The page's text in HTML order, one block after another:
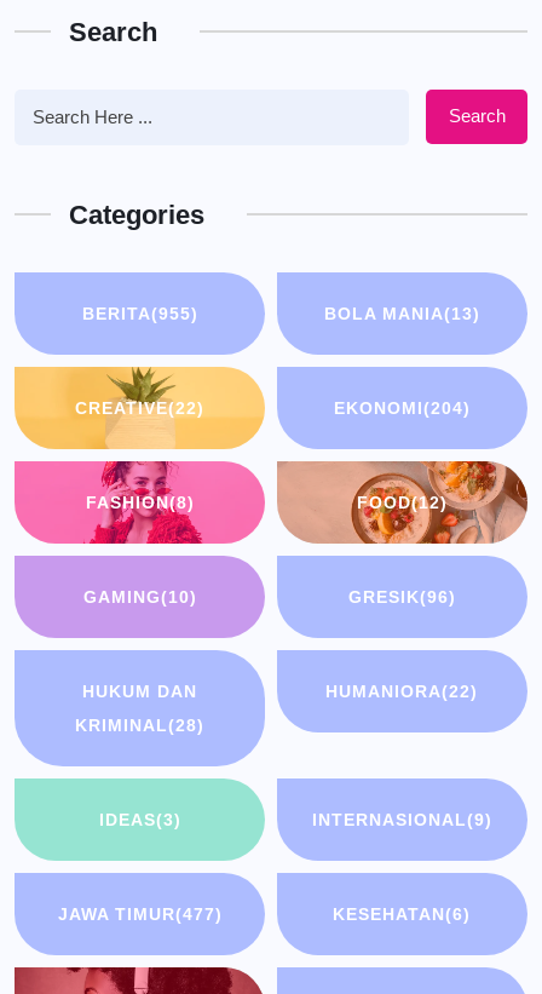
Search
Search
Categories
BERITA(955) BOLA MANIA(13)
CREATIVE(22) EKONOMI(204)
FASHION(8) FOOD(12)
GAMING(10) GRESIK(96)
HUKUM DAN
KRIMINAL(28)
HUMANIORA(22)
IDEAS(3) INTERNASIONAL(9)
JAWA TIMUR(477) KESEHATAN(6)